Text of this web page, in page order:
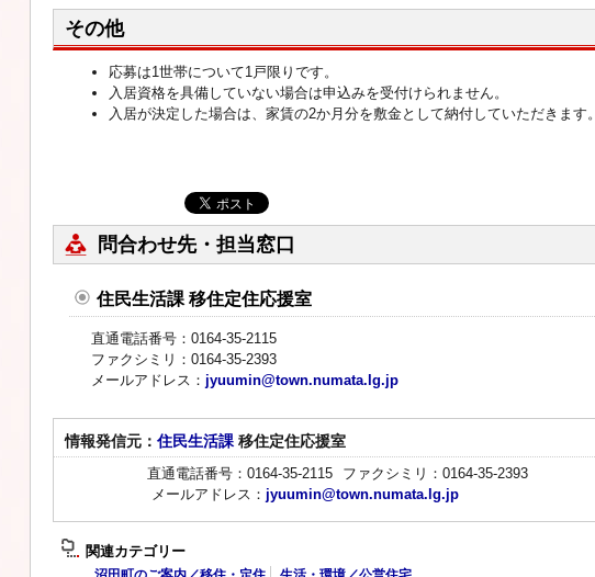
その他
応募は1世帯について1戸限りです。
入居資格を具備していない場合は申込みを受付けられません。
入居が決定した場合は、家賃の2か月分を敷金として納付していただきます。
問合わせ先・担当窓口
住民生活課 移住定住応援室
直通電話番号：0164-35-2115
ファクシミリ：0164-35-2393
メールアドレス： jyuumin@town.numata.lg.jp
情報発信元： 住民生活課 移住定住応援室
直通電話番号：0164-35-2115
ファクシミリ：0164-35-2393
メールアドレス： jyuumin@town.numata.lg.jp
関連カテゴリー